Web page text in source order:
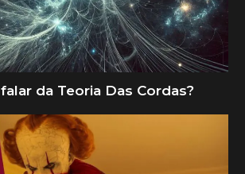
da Teoria Das Cordas?